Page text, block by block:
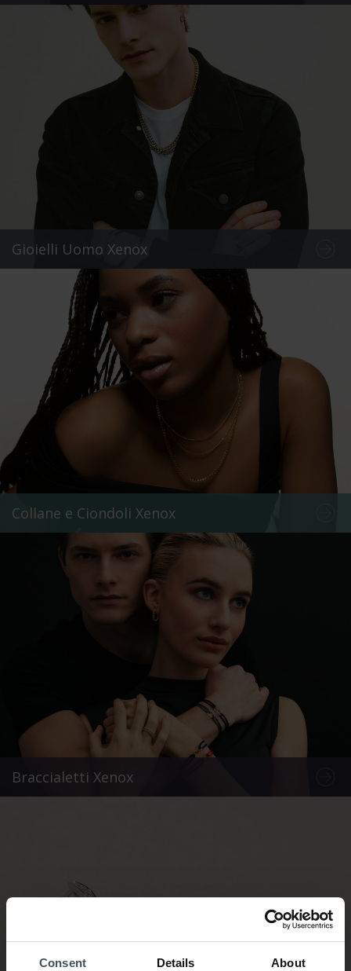
Consent Details About
Gioielli Uomo Xenox
Collane e Ciondoli Xenox
Braccialetti Xenox